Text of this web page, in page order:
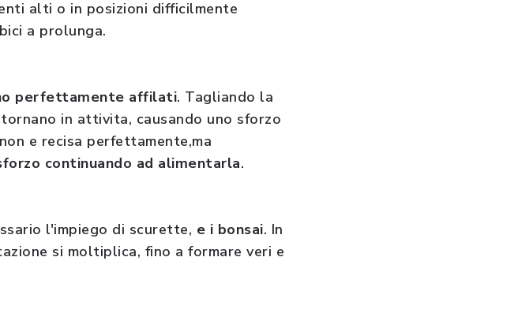
alti o in posizioni difficilmente
a prolunga.
perfettamente affilati. Tagliando la
in attivita, causando uno sforzo
e recisa perfettamente,ma
continuando ad alimentarla.
l'impiego di scurette, e i bonsai. In
si moltiplica, fino a formare veri e